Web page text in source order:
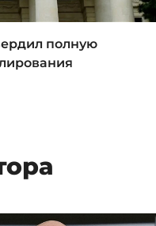
полную